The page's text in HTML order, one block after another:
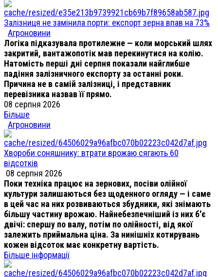
Залізниця не замінила порти: експорт зерна впав на 73%
Агроновини
Логіка підказувала протилежне — коли морський шлях
закритий, вантажопотік мав перекинутися на колію.
Натомість перші дні серпня показали найглибше
падіння залізничного експорту за останні роки.
Причина не в самій залізниці, і представник
перевізника назвав її прямо.
08 серпня 2026
Більше
Агроновини
Хвороби соняшнику: втрати врожаю сягають 60
відсотків
08 серпня 2026
Поки техніка працює на зернових, посіви олійної
культури залишаються без щоденного огляду — і саме
в цей час на них розвиваються збудники, які знімають
більшу частину врожаю. Найнебезпечніший із них б'є
двічі: спершу по валу, потім по олійності, від якої
залежить приймальна ціна. За нинішніх котирувань
кожен відсоток має конкретну вартість.
Більше інформації